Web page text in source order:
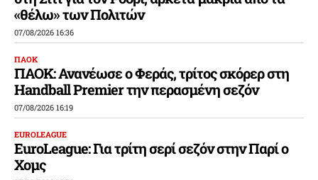
«θέλω» των Πολιτών
07/08/2026 16:36
ΠΑΟΚ
ΠΑΟΚ: Ανανέωσε ο Φεράς, τρίτος σκόρερ στη
Handball Premier την περασμένη σεζόν
07/08/2026 16:19
EUROLEAGUE
EuroLeague: Για τρίτη σερί σεζόν στην Παρί ο
Χομς